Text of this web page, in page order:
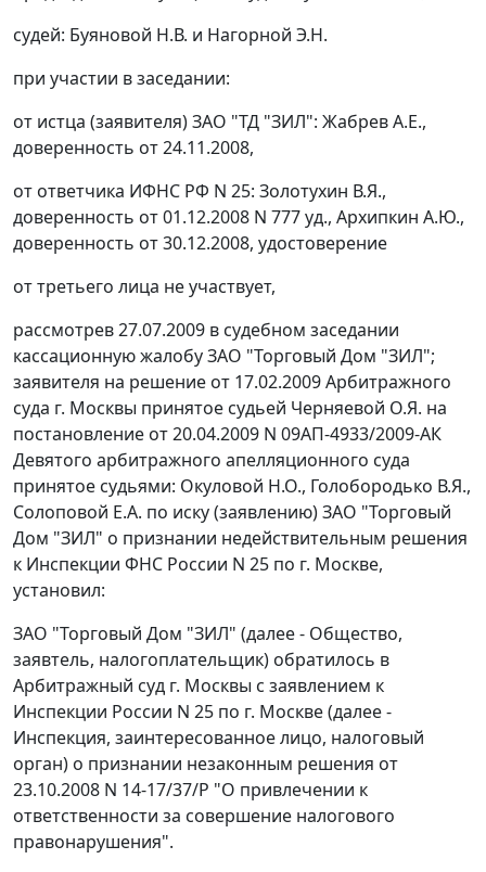
судей: Буяновой Н.В. и Нагорной Э.Н.
при участии в заседании:
от истца (заявителя) ЗАО "ТД "ЗИЛ": Жабрев А.Е.,
доверенность от 24.11.2008,
от ответчика ИФНС РФ N 25: Золотухин В.Я.,
доверенность от 01.12.2008 N 777 уд., Архипкин А.Ю.,
доверенность от 30.12.2008, удостоверение
от третьего лица не участвует,
рассмотрев 27.07.2009 в судебном заседании
кассационную жалобу ЗАО "Торговый Дом "ЗИЛ";
заявителя на решение от 17.02.2009 Арбитражного
суда г. Москвы принятое судьей Черняевой О.Я. на
постановление от 20.04.2009 N 09АП-4933/2009-АК
Девятого арбитражного апелляционного суда
принятое судьями: Окуловой Н.О., Голобородько В.Я.,
Солоповой Е.А. по иску (заявлению) ЗАО "Торговый
Дом "ЗИЛ" о признании недействительным решения
к Инспекции ФНС России N 25 по г. Москве,
установил:
ЗАО "Торговый Дом "ЗИЛ" (далее - Общество,
заявтель, налогоплательщик) обратилось в
Арбитражный суд г. Москвы с заявлением к
Инспекции России N 25 по г. Москве (далее -
Инспекция, заинтересованное лицо, налоговый
орган) о признании незаконным решения от
23.10.2008 N 14-17/37/Р "О привлечении к
ответственности за совершение налогового
правонарушения".